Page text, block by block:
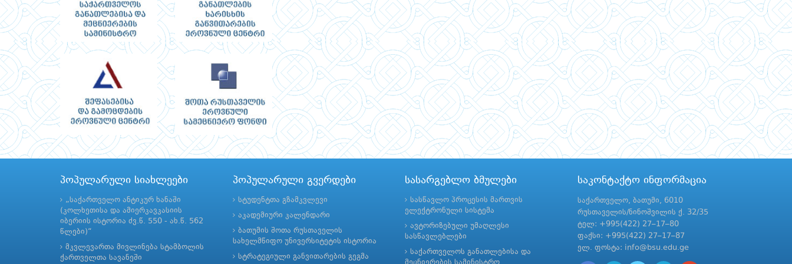
პოპულარული სიახლეები
„საქართველო ანტიკურ ხანაში
(კოლხეთისა და ამიერკავკასიის
იბერიის ისტორია ძვ.წ. 550 - ახ.წ. 562
წლები)“
მკვლევართა მივლინება სტამბოლის
ქართველთა სავანეში
პოპულარული გვერდები
სტუდენტთა გზამკვლევი
აკადემიური კალენდარი
ბათუმის შოთა რუსთაველის
სახელმწიფო უნივერსიტეტის ისტორია
სტრატეგიული განვითარების გეგმა
სასარგებლო ბმულები
სასწავლო პროცესის მართვის
ელექტრონული სისტემა
ავტორიზებული უმაღლესი
სასწავლებლები
საქართველოს განათლებისა და
მეცნიერების სამინისტრო
საკონტაქტო ინფორმაცია
საქართველო, ბათუმი, 6010
რუსთაველის/ნინოშვილის ქ. 32/35
ტელ: +995(422) 27–17–80
ფაქსი: +995(422) 27–17–87
ელ. ფოსტა: info@bsu.edu.ge